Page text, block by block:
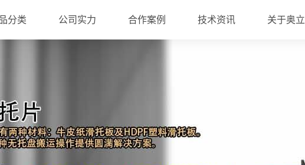
分类 公司实力 合作案例 技术资讯 关于奥立